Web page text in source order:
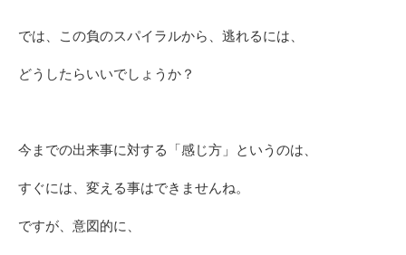
では、この負のスパイラルから、逃れるには、
どうしたらいいでしょうか？
今までの出来事に対する「感じ方」というのは、
すぐには、変える事はできませんね。
ですが、意図的に、